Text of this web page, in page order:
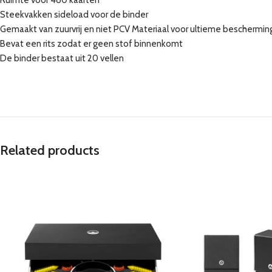
Steekvakken sideload voor de binder
Gemaakt van zuurvrij en niet PCV Materiaal voor ultieme
Bevat een rits zodat er geen stof binnenkomt
De binder bestaat uit 20 vellen
Related products